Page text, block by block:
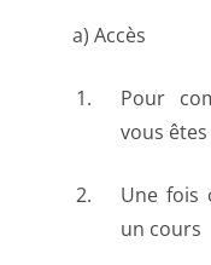
a) Accès
Pour
vous
Une fois
un cours